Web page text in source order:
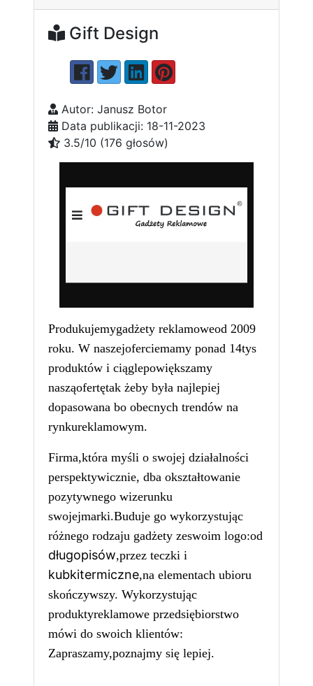
Gift Design
Autor: Janusz Botor
Data publikacji: 18-11-2023
3.5/10 (176 głosów)
Produkujemygadżety reklamoweod 2009
roku. W naszejoferciemamy ponad 14tys
produktów i ciąglepowiększamy
nasząofertętak żeby była najlepiej
dopasowana bo obecnych trendów na
rynkureklamowym.
Firma,która myśli o swojej działalności
perspektywicznie, dba okształtowanie
pozytywnego wizerunku
swojejmarki.Buduje go wykorzystując
różnego rodzaju gadżety zeswoim logo:od
długopisów,przez teczki i
kubkitermiczne,na elementach ubioru
skończywszy. Wykorzystując
produktyreklamowe przedsiębiorstwo
mówi do swoich klientów:
Zapraszamy,poznajmy się lepiej.